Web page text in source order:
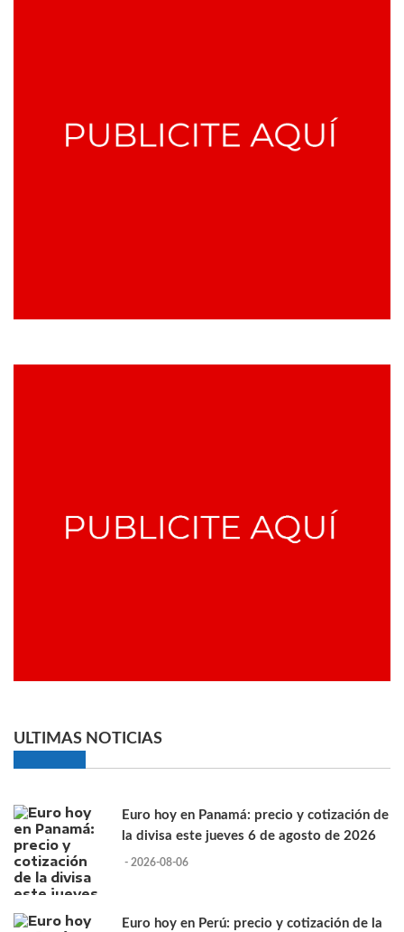
ULTIMAS NOTICIAS
Euro hoy en Panamá: precio y cotización de
la divisa este jueves 6 de agosto de 2026
- 2026-08-06
Euro hoy en Perú: precio y cotización de la